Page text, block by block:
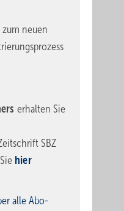
neuen
erhalten Sie
SBZ
hier
alle Abo-